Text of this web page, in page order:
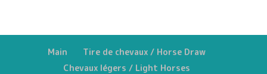
Main
Tire de chevaux / Horse Draw
Chevaux légers / Light Horses